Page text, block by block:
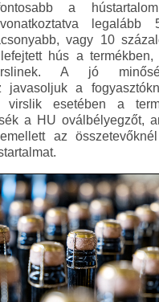
a
vonatkoztatva
vagy 10
hús a
A jó
javasoljuk a
virslik esetében a
a HU oválbélyegzőt,
az